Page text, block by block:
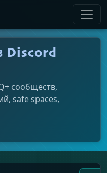
Discord
сообществ,
safe spaces,